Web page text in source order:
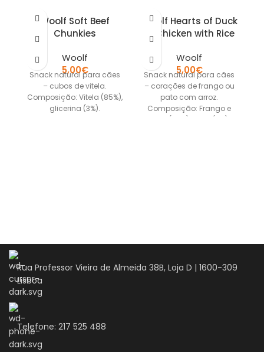
Woolf Soft Beef
Chunkies
Woolf
5,00€
Snack natural para cães
– cubos de vitela.
Composição: Vitela (85%),
glicerina (3%).
Woolf Hearts of Duck
or Chicken with Rice
Woolf
5,00€
Snack natural para cães
– corações de frango ou
pato com arroz.
Composição: Frango e
pato (85%), arroz (8%),
Rua Professor Vieira de Almeida 38B, Loja D | 1600-309
Lisboa
Telefone: 217 525 488